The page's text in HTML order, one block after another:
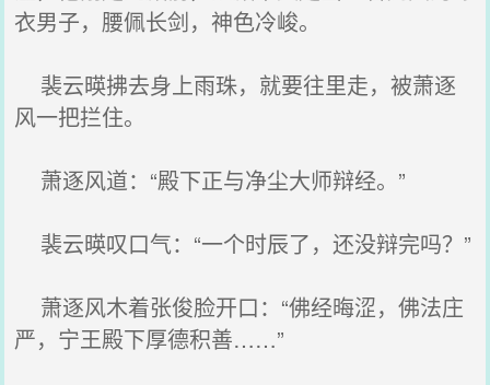
衣男子，腰佩长剑，神色冷峻。
裴云暎拂去身上雨珠，就要往里走，被萧逐
风一把拦住。
萧逐风道：“殿下正与净尘大师辩经。”
裴云暎叹口气：“一个时辰了，还没辩完吗？”
萧逐风木着张俊脸开口：“佛经晦涩，佛法庄
严，宁王殿下厚德积善……”